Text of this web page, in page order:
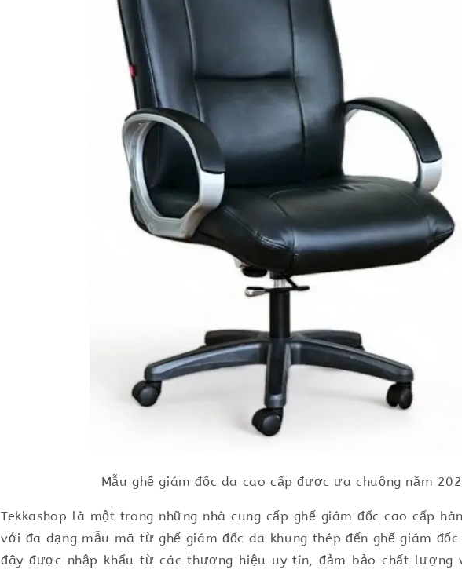
Mẫu ghế giám đốc da cao cấp được ưa chuộng năm
Tekkashop là một trong những nhà cung cấp ghế giám đốc cao cấp
với đa dạng mẫu mã từ ghế giám đốc da khung thép đến ghế giám
đây được nhập khẩu từ các thương hiệu uy tín, đảm bảo chất lượng